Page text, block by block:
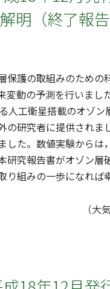
明（終了報
護の取組みのための
動の予測を行いまし
人工衛星搭載のオゾン
研究者に提供されま
た。数値実験からは
究報告書がオゾン層
組みの一歩になれば
（大